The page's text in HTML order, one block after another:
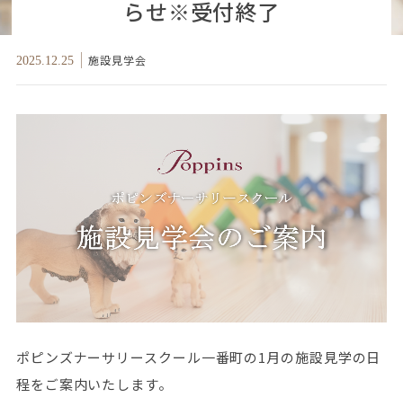
らせ※受付終了
2025.12.25 施設見学会
ポピンズナーサリースクール一番町の1月の施設見学の日
程をご案内いたします。